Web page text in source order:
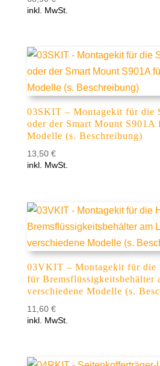
inkl. MwSt.
03SKIT – Montagekit für die
oder der Smart Mount S901A
Modelle (s. Beschreibung)
13,50 €
inkl. MwSt.
03VKIT – Montagekit für die
für Bremsflüssigkeitsbehälter
verschiedene Modelle (s.
11,60 €
inkl. MwSt.